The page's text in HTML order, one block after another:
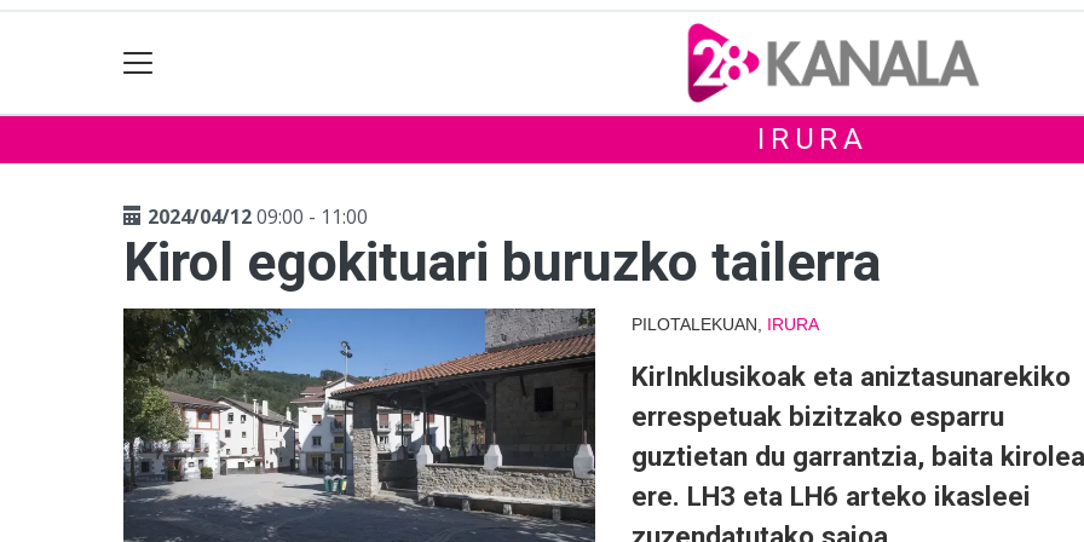
IRURA
2024/04/1209:00 - 11:00
Kirol egokituari buruzko tailerra
PILOTALEKUAN, IRURA
KirInklusikoak eta aniztasunarekiko
errespetuak bizitzako esparru
guztietan du garrantzia, baita
ere. LH3 eta LH6 arteko ikasleei